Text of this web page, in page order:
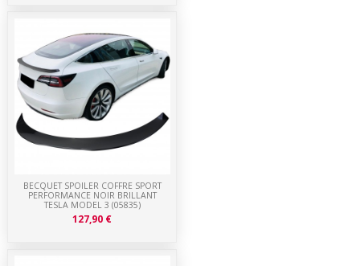
BECQUET SPOILER COFFRE SPORT
PERFORMANCE NOIR BRILLANT
TESLA MODEL 3 (05835)
127,90 €